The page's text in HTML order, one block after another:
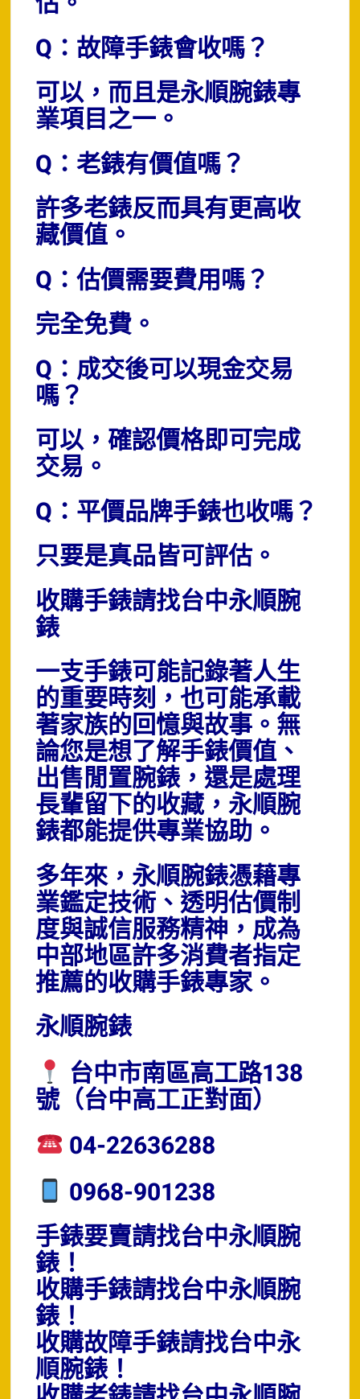
Q：故障手錶會收嗎？
可以，而且是永順腕錶專
業項目之一。
Q：老錶有價值嗎？
許多老錶反而具有更高收
藏價值。
Q：估價需要費用嗎？
完全免費。
Q：成交後可以現金交易
嗎？
可以，確認價格即可完成
交易。
Q：平價品牌手錶也收嗎？
只要是真品皆可評估。
收購手錶請找台中永順腕
錶
一支手錶可能記錄著人生
的重要時刻，也可能承載
著家族的回憶與故事。無
論您是想了解手錶價值、
出售閒置腕錶，還是處理
長輩留下的收藏，永順腕
錶都能提供專業協助。
多年來，永順腕錶憑藉專
業鑑定技術、透明估價制
度與誠信服務精神，成為
中部地區許多消費者指定
推薦的收購手錶專家。
永順腕錶
台中市南區高工路138
號（台中高工正對面）
04-22636288
0968-901238
手錶要賣請找台中永順腕
錶！
收購手錶請找台中永順腕
錶！
收購故障手錶請找台中永
順腕錶！